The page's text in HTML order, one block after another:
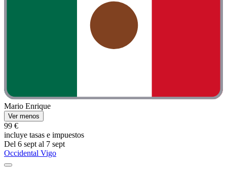
Mario Enrique
Ver menos
99 €
incluye tasas e impuestos
Del 6 sept al 7 sept
Occidental Vigo